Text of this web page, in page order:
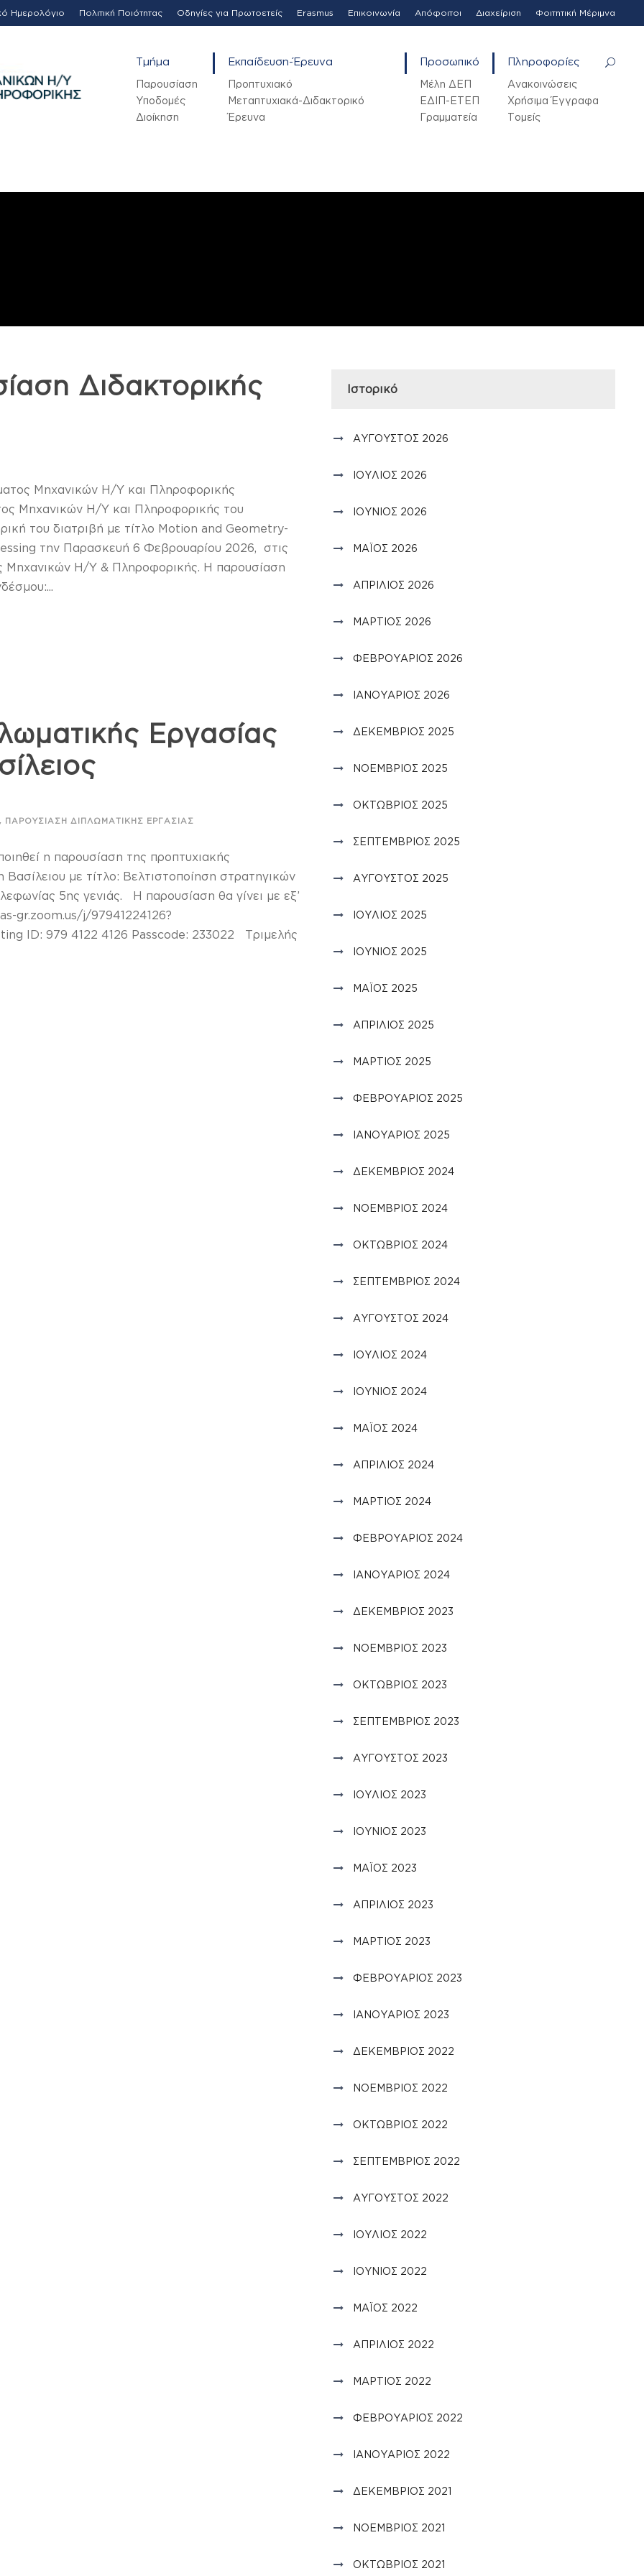
Ημερολόγιο Πολιτική Ποιότητας Οδηγίες για Πρωτοετείς Erasmus Επικοινωνία Απόφοιτοι Διαχείριση Φοιτητική Μέριμνα
Τμήμα
Παρουσίαση
Υποδομές
Διοίκηση
Εκπαίδευση-Έρευνα
Προπτυχιακό
Μεταπτυχιακά-Διδακτορικό
Έρευνα
Προσωπικό
Μέλη ΔΕΠ
ΕΔΙΠ-ΕΤΕΠ
Γραμματεία
Πληροφορίες
Ανακοινώσεις
Χρήσιμα Έγγραφα
Τομείς
Διδακτορικής
Μηχανικών Η/Υ και Πληροφορικής
Μηχανικών Η/Υ και Πληροφορικής του
του διατριβή με τίτλο Motion and Geometry-
την Παρασκευή 6 Φεβρουαρίου 2026, στις
Μηχανικών Η/Υ & Πληροφορικής. Η παρουσίαση
Εργασίας
, ΠΑΡΟΥΣΊΑΣΗ ΔΙΠΛΩΜΑΤΙΚΉΣ ΕΡΓΑΣΊΑΣ
η παρουσίαση της προπτυχιακής
με τίτλο: Βελτιστοποίηση στρατηγικών
5ης γενιάς. Η παρουσίαση θα γίνει με εξ’
gr.zoom.us/j/97941224126?
ID: 979 4122 4126 Passcode: 233022 Τριμελής
Ιστορικό
ΑΎΓΟΥΣΤΟΣ 2026
ΙΟΎΛΙΟΣ 2026
ΙΟΎΝΙΟΣ 2026
ΜΆΙΟΣ 2026
ΑΠΡΊΛΙΟΣ 2026
ΜΆΡΤΙΟΣ 2026
ΦΕΒΡΟΥΆΡΙΟΣ 2026
ΙΑΝΟΥΆΡΙΟΣ 2026
ΔΕΚΈΜΒΡΙΟΣ 2025
ΝΟΈΜΒΡΙΟΣ 2025
ΟΚΤΏΒΡΙΟΣ 2025
ΣΕΠΤΈΜΒΡΙΟΣ 2025
ΑΎΓΟΥΣΤΟΣ 2025
ΙΟΎΛΙΟΣ 2025
ΙΟΎΝΙΟΣ 2025
ΜΆΙΟΣ 2025
ΑΠΡΊΛΙΟΣ 2025
ΜΆΡΤΙΟΣ 2025
ΦΕΒΡΟΥΆΡΙΟΣ 2025
ΙΑΝΟΥΆΡΙΟΣ 2025
ΔΕΚΈΜΒΡΙΟΣ 2024
ΝΟΈΜΒΡΙΟΣ 2024
ΟΚΤΏΒΡΙΟΣ 2024
ΣΕΠΤΈΜΒΡΙΟΣ 2024
ΑΎΓΟΥΣΤΟΣ 2024
ΙΟΎΛΙΟΣ 2024
ΙΟΎΝΙΟΣ 2024
ΜΆΙΟΣ 2024
ΑΠΡΊΛΙΟΣ 2024
ΜΆΡΤΙΟΣ 2024
ΦΕΒΡΟΥΆΡΙΟΣ 2024
ΙΑΝΟΥΆΡΙΟΣ 2024
ΔΕΚΈΜΒΡΙΟΣ 2023
ΝΟΈΜΒΡΙΟΣ 2023
ΟΚΤΏΒΡΙΟΣ 2023
ΣΕΠΤΈΜΒΡΙΟΣ 2023
ΑΎΓΟΥΣΤΟΣ 2023
ΙΟΎΛΙΟΣ 2023
ΙΟΎΝΙΟΣ 2023
ΜΆΙΟΣ 2023
ΑΠΡΊΛΙΟΣ 2023
ΜΆΡΤΙΟΣ 2023
ΦΕΒΡΟΥΆΡΙΟΣ 2023
ΙΑΝΟΥΆΡΙΟΣ 2023
ΔΕΚΈΜΒΡΙΟΣ 2022
ΝΟΈΜΒΡΙΟΣ 2022
ΟΚΤΏΒΡΙΟΣ 2022
ΣΕΠΤΈΜΒΡΙΟΣ 2022
ΑΎΓΟΥΣΤΟΣ 2022
ΙΟΎΛΙΟΣ 2022
ΙΟΎΝΙΟΣ 2022
ΜΆΙΟΣ 2022
ΑΠΡΊΛΙΟΣ 2022
ΜΆΡΤΙΟΣ 2022
ΦΕΒΡΟΥΆΡΙΟΣ 2022
ΙΑΝΟΥΆΡΙΟΣ 2022
ΔΕΚΈΜΒΡΙΟΣ 2021
ΝΟΈΜΒΡΙΟΣ 2021
ΟΚΤΏΒΡΙΟΣ 2021